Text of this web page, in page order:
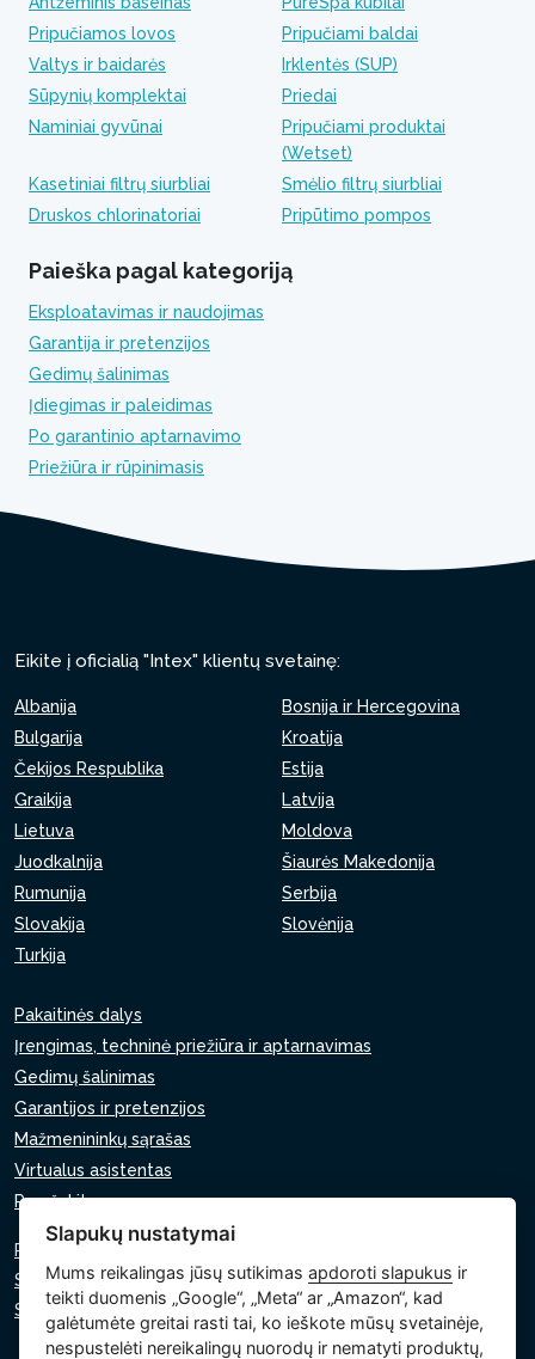
Pripučiamos lovos
Pripučiami baldai
Valtys ir baidarės
Irklentės (SUP)
Sūpynių komplektai
Priedai
Naminiai gyvūnai
Pripučiami produktai
(Wetset)
Kasetiniai filtrų siurbliai
Smėlio filtrų siurbliai
Druskos chlorinatoriai
Pripūtimo pompos
Paieška pagal kategoriją
Eksploatavimas ir naudojimas
Garantija ir pretenzijos
Gedimų šalinimas
Įdiegimas ir paleidimas
Po garantinio aptarnavimo
Priežiūra ir rūpinimasis
Eikite į oficialią "Intex" klientų svetainę:
Albanija
Bosnija ir Hercegovina
Bulgarija
Kroatija
Čekijos Respublika
Estija
Graikija
Latvija
Lietuva
Moldova
Juodkalnija
Šiaurės Makedonija
Rumunija
Serbija
Slovakija
Slovėnija
Turkija
Pakaitinės dalys
Įrengimas, techninė priežiūra ir aptarnavimas
Gedimų šalinimas
Garantijos ir pretenzijos
Mažmenininkų sąrašas
Virtualus asistentas
Parašykite mums
Privatumo politika
Slapukų politika
Slapukų nustatymai
Slapukų nustatymai
Mums reikalingas jūsų sutikimasapdoroti slapukus ir
teikti duomenis „Google“, „Meta“ ar „Amazon“, kad
galėtumėte greitai rasti tai, ko ieškote mūsų svetainėje,
nespustelėti nereikalingų nuorodų ir nematyti produktų,